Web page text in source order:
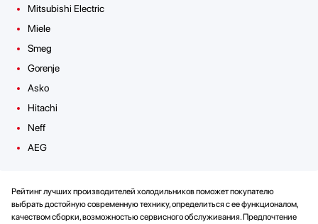
Mitsubishi Electric
Miele
Smeg
Gorenje
Asko
Hitachi
Neff
AEG
Рейтинг лучших производителей холодильников поможет покупателю
выбрать достойную современную технику, определиться с ее функционалом,
качеством сборки, возможностью сервисного обслуживания. Предпочтение